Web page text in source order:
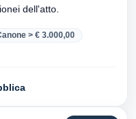
2026 · 32 versionei dell'atto.
> € 3.000,00